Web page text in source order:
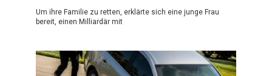
Um ihre Familie zu retten, erklärte sich eine junge Frau
bereit, einen Milliardär mit